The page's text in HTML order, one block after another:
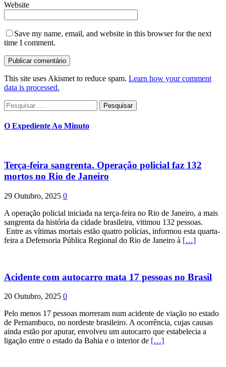
Website
Save my name, email, and website in this browser for the next
time I comment.
This site uses Akismet to reduce spam. Learn how your comment
data is processed.
Pesquisar
por:
O Expediente Ao Minuto
Terça-feira sangrenta. Operação policial faz 132
mortos no Rio de Janeiro
29 Outubro, 2025 0
A operação policial iniciada na terça-feira no Rio de Janeiro, a mais
sangrenta da história da cidade brasileira, vitimou 132 pessoas.
Entre as vítimas mortais estão quatro polícias, informou esta quarta-
feira a Defensoria Pública Regional do Rio de Janeiro à […]
Acidente com autocarro mata 17 pessoas no Brasil
20 Outubro, 2025 0
Pelo menos 17 pessoas morreram num acidente de viação no estado
de Pernambuco, no nordeste brasileiro. A ocorrência, cujas causas
ainda estão por apurar, envolveu um autocarro que estabelecia a
ligação entre o estado da Bahia e o interior de […]